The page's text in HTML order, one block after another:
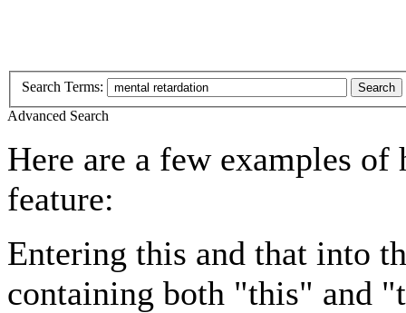
Search Terms: Search
Advanced Search
Here are a few examples of
feature:
Entering this and that into
containing both "this" and